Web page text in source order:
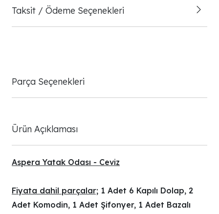
Taksit / Ödeme Seçenekleri
Parça Seçenekleri
Ürün Açıklaması
Aspera Yatak Odası - Ceviz
Fiyata dahil parçalar; 1 Adet 6 Kapılı Dolap, 2
Adet Komodin, 1 Adet Şifonyer, 1 Adet Bazalı